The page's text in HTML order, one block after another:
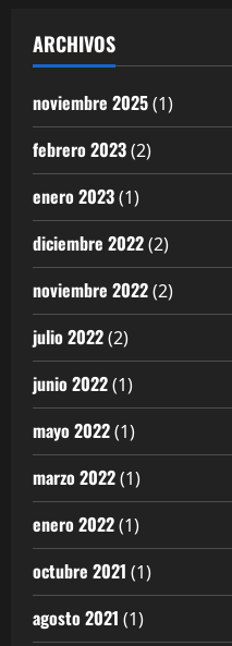
ARCHIVOS
noviembre 2025(1)
febrero 2023(2)
enero 2023(1)
diciembre 2022(2)
noviembre 2022(2)
julio 2022(2)
junio 2022(1)
mayo 2022(1)
marzo 2022(1)
enero 2022(1)
octubre 2021 (1)
agosto 2021 (1)